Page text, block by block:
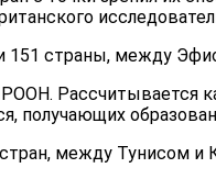
151 страны, между
Рассчитывается
получающих
между Тунисом и